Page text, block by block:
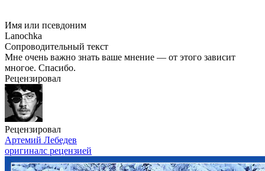
Имя или псевдоним
Lanochka
Сопроводительный текст
Мне очень важно знать ваше мнение — от этого зависит
многое. Спасибо.
Рецензировал
Рецензировал
Артемий Лебедев
оригиналс рецензией